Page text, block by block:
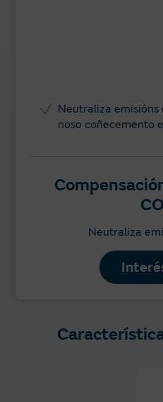
Neutraliza emisións
noso coñecemento
Neutraliza